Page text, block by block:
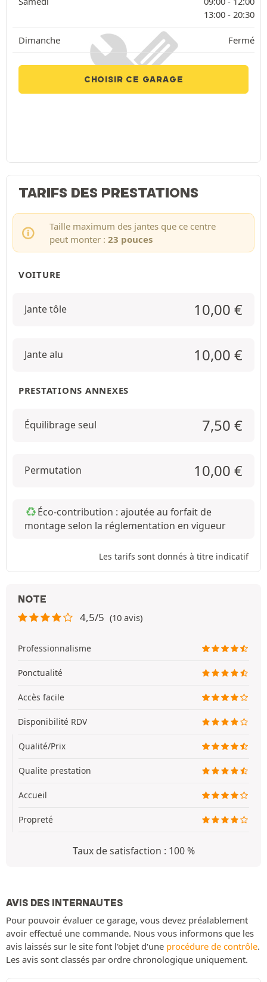
13:00 - 20:30
Dimanche Fermé
CHOISIR CE GARAGE
TARIFS DES PRESTATIONS
Taille maximum des jantes que ce centre
peut monter : 23 pouces
VOITURE
Jante tôle 10,00 €
Jante alu 10,00 €
PRESTATIONS ANNEXES
Équilibrage seul 7,50 €
Permutation 10,00 €
Éco-contribution : ajoutée au forfait de
montage selon la réglementation en vigueur
Les tarifs sont donnés à titre indicatif
NOTE
4,5/5 (10 avis)
Professionnalisme
Ponctualité
Accès facile
Disponibilité RDV
Qualité/Prix
Qualite prestation
Accueil
Propreté
Taux de satisfaction : 100 %
AVIS DES INTERNAUTES
Pour pouvoir évaluer ce garage, vous devez préalablement
avoir effectué une commande. Nous vous informons que les
avis laissés sur le site font l'objet d'une procédure de contrôle.
Les avis sont classés par ordre chronologique uniquement.